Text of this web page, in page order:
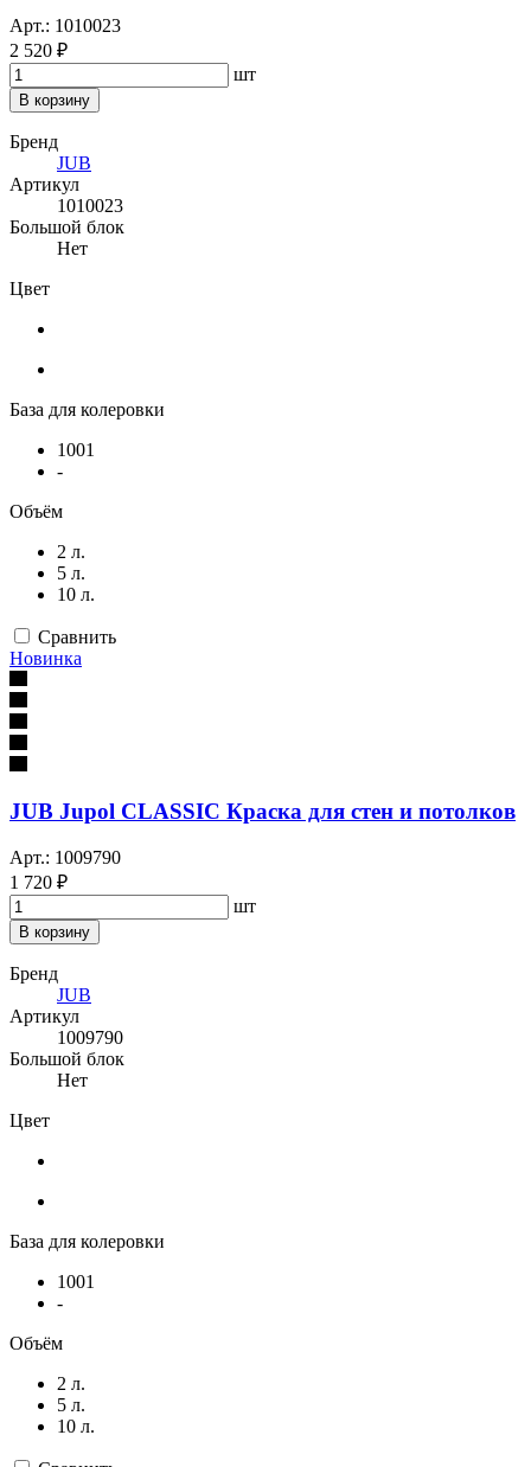
Арт.: 1010023
2 520 ₽
шт
В корзину
Бренд
JUB
Артикул
1010023
Большой блок
Нет
Цвет
База для колеровки
1001
-
Объём
2 л.
5 л.
10 л.
Сравнить
Новинка
JUB Jupol CLASSIC Краска для стен и потолков
Арт.: 1009790
1 720 ₽
шт
В корзину
Бренд
JUB
Артикул
1009790
Большой блок
Нет
Цвет
База для колеровки
1001
-
Объём
2 л.
5 л.
10 л.